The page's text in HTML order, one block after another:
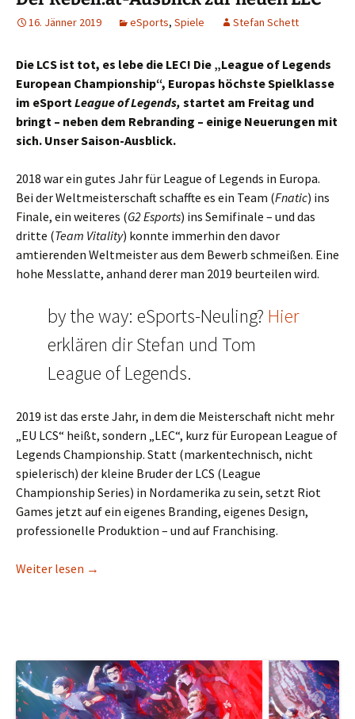
16. Jänner 2019 eSports, Spiele Stefan Schett
Die LCS ist tot, es lebe die LEC! Die „League of Legends
European Championship“, Europas höchste Spielklasse
im eSportLeague of Legends, startet am Freitag und
bringt – neben dem Rebranding – einige Neuerungen mit
sich. Unser Saison-Ausblick.
2018 war ein gutes Jahr für League of Legends in Europa.
Bei der Weltmeisterschaft schaffte es ein Team (Fnatic) ins
Finale, ein weiteres (G2Esports) ins Semifinale – und das
dritte (Team Vitality) konnte immerhin den davor
amtierenden Weltmeister aus dem Bewerb schmeißen. Eine
hohe Messlatte, anhand derer man 2019 beurteilen wird.
by the way: eSports-Neuling? Hier
erklären dir Stefan und Tom
League of Legends.
2019 ist das erste Jahr, in dem die Meisterschaft nicht mehr
„EU LCS“ heißt, sondern „LEC“, kurz für European League of
Legends Championship. Statt (markentechnisch, nicht
spielerisch) der kleine Bruder der LCS (League
Championship Series) in Nordamerika zu sein, setzt Riot
Games jetzt auf ein eigenes Branding, eigenes Design,
professionelle Produktion – und auf Franchising.
Weiter lesen Der Rebell.at-Ausblick zur neuen LEC
→